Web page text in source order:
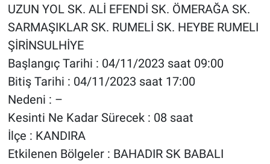
UZUN YOL SK. ALİ EFENDİ SK. ÖMERAĞA SK.
SARMAŞIKLAR SK. RUMELİ SK. HEYBE RUMELI
ŞİRİNSULHİYE
Başlangıç Tarihi : 04/11/2023 saat 09:00
Bitiş Tarihi : 04/11/2023 saat 17:00
Nedeni : –
Kesinti Ne Kadar Sürecek : 08 saat
İlçe : KANDIRA
Etkilenen Bölgeler : BAHADIR SK BABALI